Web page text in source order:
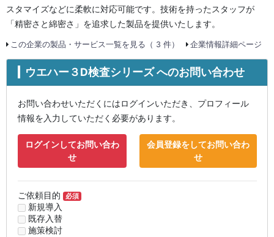
スタマイズなどに柔軟に対応可能です。技術を持ったスタッフが
「精密さと綿密さ」を追求した製品を提供いたします。
この企業の製品・サービス一覧を見る（ 3 件） 企業情報詳細ページ
ウエハー３D検査シリーズ へのお問い合わせ
お問い合わせいただくにはログインいただき、プロフィール
情報を入力していただく必要があります。
ログインしてお問い合わ
せ
会員登録をしてお問い合わ
せ
ご依頼目的 必須
新規導入
既存入替
施策検討